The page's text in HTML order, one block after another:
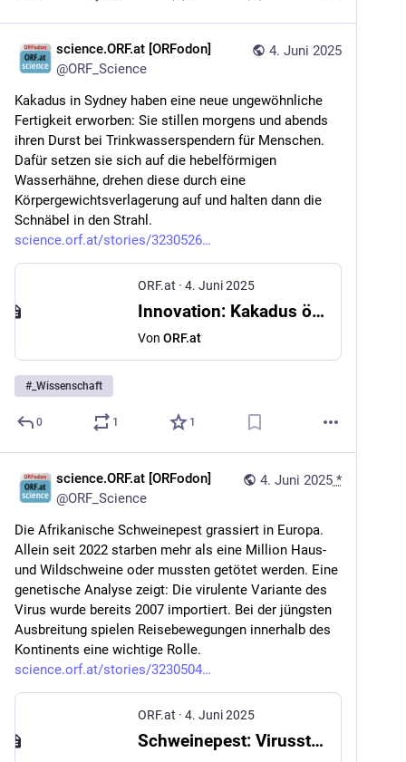
4. Juni 2025
science.ORF.at [ORFodon]
@ORF_Science
Kakadus in Sydney haben eine neue ungewöhnliche
Fertigkeit erworben: Sie stillen morgens und abends
ihren Durst bei Trinkwasserspendern für Menschen.
Dafür setzen sie sich auf die hebelförmigen
Wasserhähne, drehen diese durch eine
Körpergewichtsverlagerung auf und halten dann die
Schnäbel in den Strahl.
science.orf.at/stories/3230526
ORF.at · 4. Juni 2025
Innovation: Kakadus öffnen Wasserspender mit Körpergewicht
Von ORF.at
# _Wissenschaft
0 1 1
4. Juni 2025 *
science.ORF.at [ORFodon]
@ORF_Science
Die Afrikanische Schweinepest grassiert in Europa.
Allein seit 2022 starben mehr als eine Million Haus-
und Wildschweine oder mussten getötet werden. Eine
genetische Analyse zeigt: Die virulente Variante des
Virus wurde bereits 2007 importiert. Bei der jüngsten
Ausbreitung spielen Reisebewegungen innerhalb des
Kontinents eine wichtige Rolle.
science.orf.at/stories/3230504
ORF.at · 4. Juni 2025
Schweinepest: Virusstamm schon lange in Europa